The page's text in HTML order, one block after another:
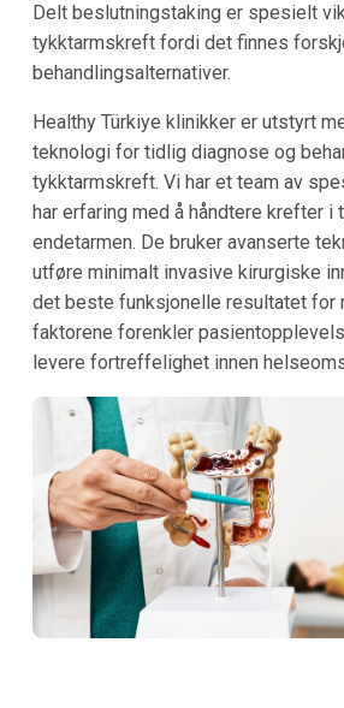
Delt beslutningstaking er spesielt
tykktarmskreft fordi det finnes
behandlingsalternativer.
Healthy Türkiye klinikker er utstyrt
teknologi for tidlig diagnose og
tykktarmskreft. Vi har et team av
har erfaring med å håndtere krefter i
endetarmen. De bruker avanserte
utføre minimalt invasive kirurgiske
det beste funksjonelle resultatet for
faktorene forenkler
levere fortreffelighet innen